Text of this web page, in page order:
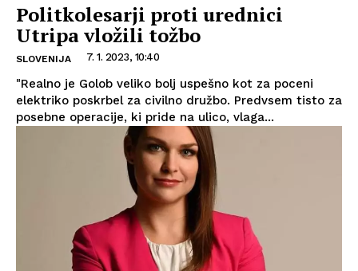
Politkolesarji proti urednici
Utripa vložili tožbo
SLOVENIJA 7. 1. 2023, 10:40
"Realno je Golob veliko bolj uspešno kot za poceni
elektriko poskrbel za civilno družbo. Predvsem tisto za
posebne operacije, ki pride na ulico, vlaga...